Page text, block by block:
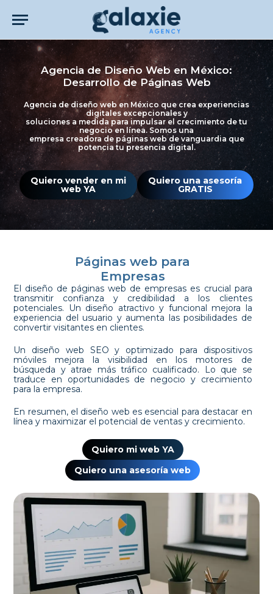
Agencia de Diseño Web en México:
Desarrollo de Páginas Web
Agencia de diseño web en México que crea experiencias
digitales excepcionales y
soluciones a medida para impulsar el crecimiento de tu
negocio en línea. Somos una
empresa creadora de páginas web de vanguardia que
potencia tu presencia digital.
Quiero vender en mi
web YA
Quiero una asesoría
GRATIS
Páginas web para
Empresas
El diseño de páginas web de empresas es crucial para
transmitir confianza y credibilidad a los clientes
potenciales. Un diseño atractivo y funcional mejora la
experiencia del usuario y aumenta las posibilidades de
convertir visitantes en clientes.
Un diseño web SEO y optimizado para dispositivos
móviles mejora la visibilidad en los motores de
búsqueda y atrae más tráfico cualificado. Lo que se
traduce en oportunidades de negocio y crecimiento
para la empresa.
En resumen, el diseño web es esencial para destacar en
línea y maximizar el potencial de ventas y crecimiento.
Quiero mi web YA
Quiero una asesoría web